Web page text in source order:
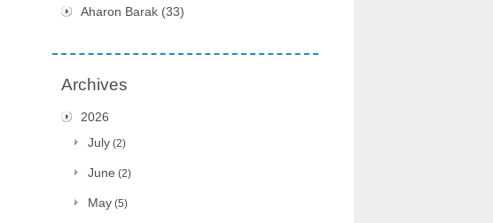
Aharon Barak (33)
Archives
2026
July (2)
June (2)
May (5)